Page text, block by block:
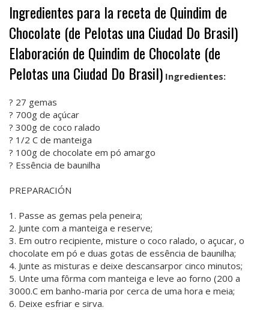
Ingredientes para la receta de Quindim de
Chocolate (de Pelotas una Ciudad Do Brasil)
Elaboración de Quindim de Chocolate (de
Pelotas una Ciudad Do Brasil) Ingredientes:
? 27 gemas
? 700g de açúcar
? 300g de coco ralado
? 1/2 C de manteiga
? 100g de chocolate em pó amargo
? Essência de baunilha
PREPARACIÓN
1. Passe as gemas pela peneira;
2. Junte com a manteiga e reserve;
3. Em outro recipiente, misture o coco ralado, o açucar, o
chocolate em pó e duas gotas de essência de baunilha;
4. Junte as misturas e deixe descansarpor cinco minutos;
5. Unte uma fôrma com manteiga e leve ao forno (200 a
3000.C em banho-maria por cerca de uma hora e meia;
6. Deixe esfriar e sirva.